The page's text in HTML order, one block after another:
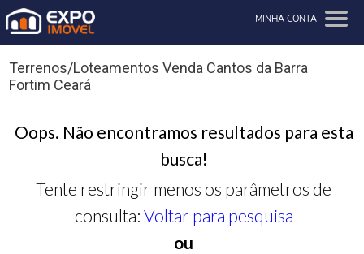
MINHA CONTA
Terrenos/Loteamentos Venda Cantos da Barra
Fortim Ceará
Oops. Não encontramos resultados para esta
busca!
Tente restringir menos os parâmetros de
consulta: Voltar para pesquisa
ou